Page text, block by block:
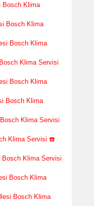
Bosch Klima
Bosch Klima
Bosch Klima
Klima Servisi
Bosch Klima
Bosch Klima
Klima Servisi
Klima Servisi ☎️
Klima Servisi
Bosch Klima
Bosch Klima